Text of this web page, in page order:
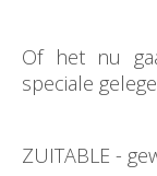
Of het nu
speciale
ZUITABLE -